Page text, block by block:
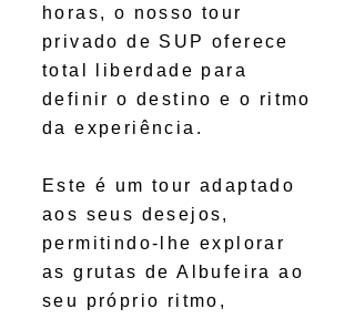
horas, o nosso tour
privado de SUP oferece
total liberdade para
definir o destino e o ritmo
da experiência.
Este é um tour adaptado
aos seus desejos,
permitindo-lhe explorar
as grutas de Albufeira ao
seu próprio ritmo,